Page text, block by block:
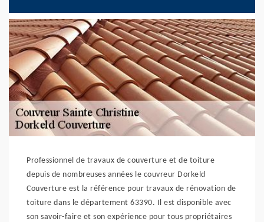
Professionnel de travaux de couverture et de toiture
depuis de nombreuses années le couvreur Dorkeld
Couverture est la référence pour travaux de rénovation de
toiture dans le département 63390. Il est disponible avec
son savoir-faire et son expérience pour tous propriétaires